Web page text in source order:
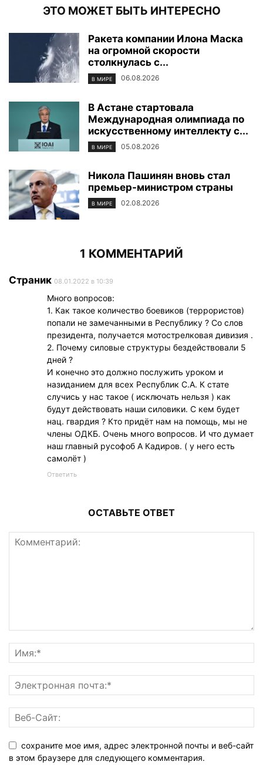
ЭТО МОЖЕТ БЫТЬ ИНТЕРЕСНО
Ракета компании Илона Маска
на огромной скорости
столкнулась с...
В МИРЕ 06.08.2026
В Астане стартовала
Международная олимпиада по
искусственному интеллекту с...
В МИРЕ 05.08.2026
Никола Пашинян вновь стал
премьер-министром страны
В МИРЕ 02.08.2026
1 КОММЕНТАРИЙ
Страник 08.01.2022 в 10:39
Много вопросов:
1. Как такое количество боевиков (террористов)
попали не замечанными в Республику ? Со слов
президента, получается мотострелковая дивизия .
2. Почему силовые структуры бездействовали 5
дней ?
И конечно это должно послужить уроком и
назиданием для всех Республик С.А. К стате
случись у нас такое ( исключать нельзя ) как
будут действовать наши силовики. С кем будет
нац. гвардия ? Кто придёт нам на помощь, мы не
члены ОДКБ. Очень много вопросов. И что думает
наш главный русофоб А Кадиров. ( у него есть
самолёт )
Ответить
ОСТАВЬТЕ ОТВЕТ
сохраните мое имя, адрес электронной почты и веб-сайт
в этом браузере для следующего комментария.